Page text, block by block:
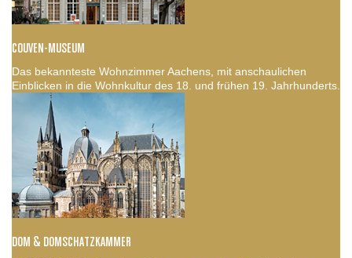
COUVEN-MUSEUM
Das bekannteste Wohnzimmer Aachens, mit anschaulichen
Einblicken in die Wohnkultur des 18. und frühen 19. Jahrhunderts.
DOM & DOMSCHATZKAMMER